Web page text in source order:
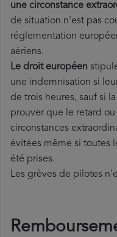
une circonstance
de situation n'est pas
réglementation
aériens.
Le droit européen
une indemnisation si
de trois heures, sauf si
prouver que le retard
circonstances
évitées même si toutes
été prises.
Les grèves de pilotes